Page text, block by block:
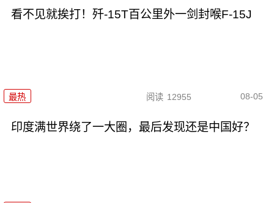
看不见就挨打！歼-15T百公里外一剑封喉F-15J
最热 阅读 12955 08-05
印度满世界绕了一大圈，最后发现还是中国好？